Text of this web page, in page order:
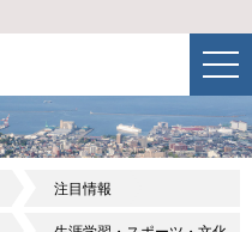
注目情報